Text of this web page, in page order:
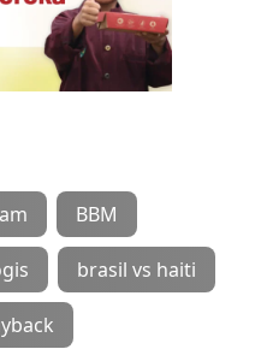
BBM
brasil vs haiti